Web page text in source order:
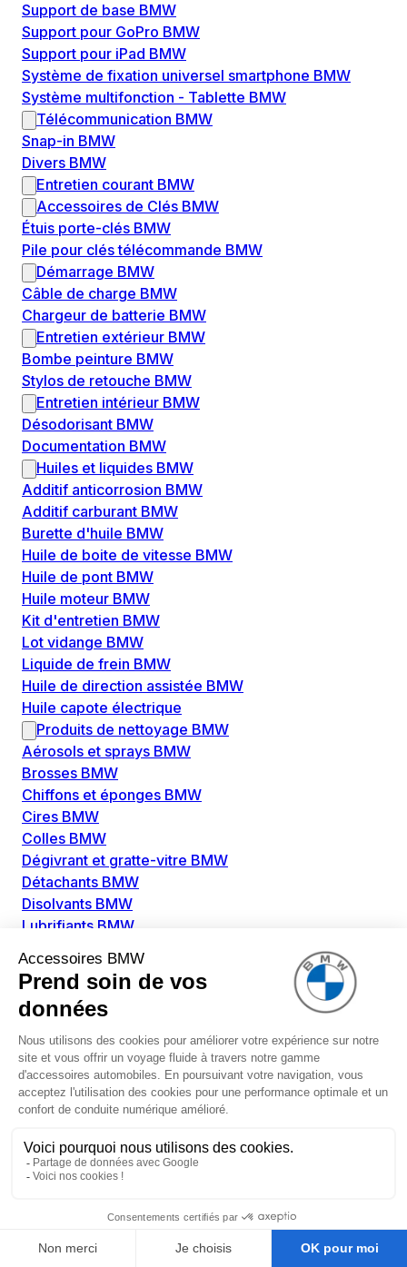
Support de base BMW
Support pour GoPro BMW
Support pour iPad BMW
Système de fixation universel smartphone BMW
Système multifonction - Tablette BMW
Télécommunication BMW
Snap-in BMW
Divers BMW
Entretien courant BMW
Accessoires de Clés BMW
Étuis porte-clés BMW
Pile pour clés télécommande BMW
Démarrage BMW
Câble de charge BMW
Chargeur de batterie BMW
Entretien extérieur BMW
Bombe peinture BMW
Stylos de retouche BMW
Entretien intérieur BMW
Désodorisant BMW
Documentation BMW
Huiles et liquides BMW
Additif anticorrosion BMW
Additif carburant BMW
Burette d'huile BMW
Huile de boite de vitesse BMW
Huile de pont BMW
Huile moteur BMW
Kit d'entretien BMW
Lot vidange BMW
Liquide de frein BMW
Huile de direction assistée BMW
Huile capote électrique
Produits de nettoyage BMW
Aérosols et sprays BMW
Brosses BMW
Chiffons et éponges BMW
Cires BMW
Colles BMW
Dégivrant et gratte-vitre BMW
Détachants BMW
Disolvants BMW
Lubrifiants BMW
Nettoyant extérieur BMW
Pièces détachées BMW
Alimentation Carburant BMW
Boitier papillon BMW
Faisceau de câble pour réservoir avec pompe
d'aspiration BMW
Injecteur BMW
Pompe à carburant BMW
Pompe diesel BMW
Allumage / Préchauffage BMW
Boitier de préchauffage BMW
Amortissement BMW